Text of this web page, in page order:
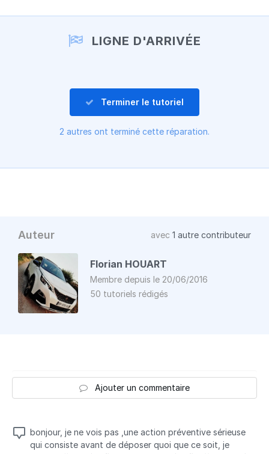
LIGNE D'ARRIVÉE
Terminer le tutoriel
2 autres ont terminé cette réparation.
Auteur avec 1 autre contributeur
Florian HOUART
Membre depuis le 20/06/2016
50 tutoriels rédigés
Ajouter un commentaire
bonjour, je ne vois pas ,une action préventive sérieuse
qui consiste avant de déposer quoi que ce soit, je